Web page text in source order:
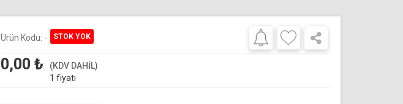
Ürün Kodu: -
0,00 ₺
(KDV DAHİL)
1 fiyatı